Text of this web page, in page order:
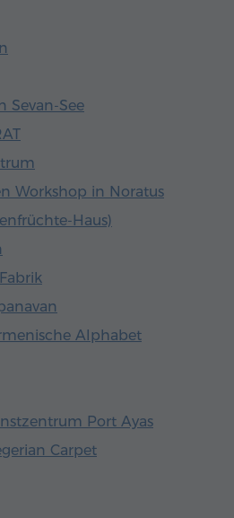
Sevan-See
Workshop in Noratus
Haus)
Alphabet
Port Ayas
Carpet